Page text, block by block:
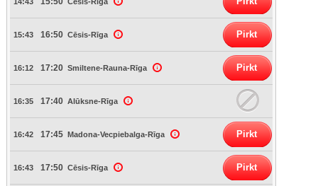
15:43 16:50 Cēsis-Rīga Pirkt
16:12 17:20 Smiltene-Rauna-Rīga Pirkt
16:35 17:40 Alūksne-Rīga
16:42 17:45 Madona-Vecpiebalga-Rīga Pirkt
16:43 17:50 Cēsis-Rīga Pirkt